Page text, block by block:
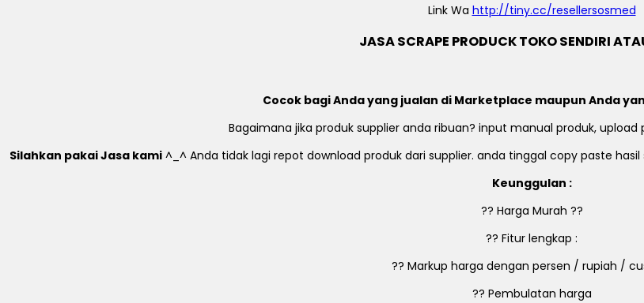
Link Wa http://tiny.cc/resellersosmed
JASA SCRAPE PRODUCK TOKO SENDIRI
Cocok bagi Anda yang jualan di Marketplace maupun Anda
Bagaimana jika produk supplier anda ribuan? input manual produk,
Silahkan pakai Jasa kami^_^ Anda tidak lagi repot download produk dari supplier. anda tinggal copy paste
Keunggulan :
?? Harga Murah ??
?? Fitur lengkap :
?? Markup harga dengan persen / rupiah /
?? Pembulatan harga